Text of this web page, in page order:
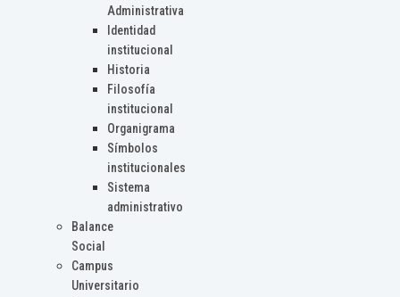
Administrativa
Identidad
institucional
Historia
Filosofía
institucional
Organigrama
Símbolos
institucionales
Sistema
administrativo
Balance
Social
Campus
Universitario